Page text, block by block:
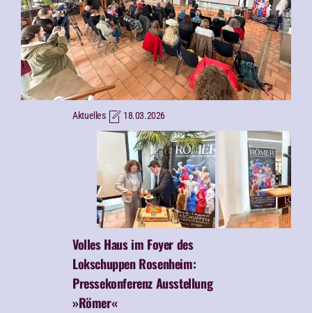
Aktuelles 18.03.2026
Volles Haus im Foyer des
Lokschuppen Rosenheim:
Pressekonferenz Ausstellung
»Römer«